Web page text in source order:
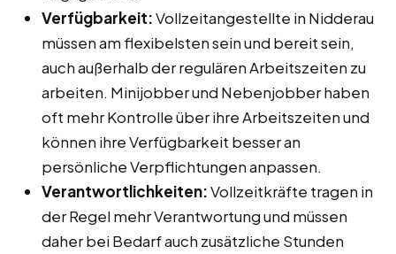
Verfügbarkeit:Vollzeitangestellte in Nidderau
müssen am flexibelsten sein und bereit sein,
auch außerhalb der regulären Arbeitszeiten zu
arbeiten. Minijobber und Nebenjobber haben
oft mehr Kontrolle über ihre Arbeitszeiten und
können ihre Verfügbarkeit besser an
persönliche Verpflichtungen anpassen.
Verantwortlichkeiten:Vollzeitkräfte tragen in
der Regel mehr Verantwortung und müssen
daher bei Bedarf auch zusätzliche Stunden